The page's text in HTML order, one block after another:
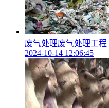
废气处理废气处理工程
2024-10-14 12:06:45